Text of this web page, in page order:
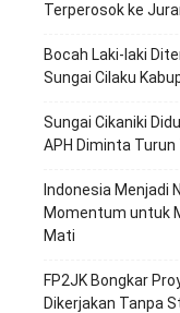
Terperosok ke
Bocah Laki-laki
Sungai Cilaku
Sungai Cikaniki
APH Diminta Turun
‎Indonesia Menjadi
Momentum untuk
Mati
FP2JK Bongkar
Dikerjakan Tanpa